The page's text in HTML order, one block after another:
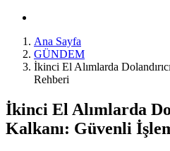
Ana Sayfa
GÜNDEM
İkinci El Alımlarda
Rehberi
İkinci El Alımlarda
Kalkanı: Güvenli